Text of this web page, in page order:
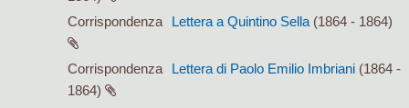
Corrispondenza
Lettera a Quintino Sella (1864 - 1864)
Corrispondenza Lettera di Paolo Emilio Imbriani (1864 -
1864)